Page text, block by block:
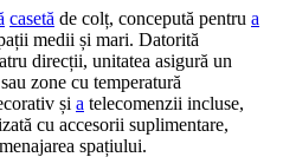
casetă de colț, concepută pentru a
medii și mari. Datorită
direcții, unitatea asigură un
zone cu temperatură
și a telecomenzii incluse,
cu accesorii suplimentare,
spațiului.